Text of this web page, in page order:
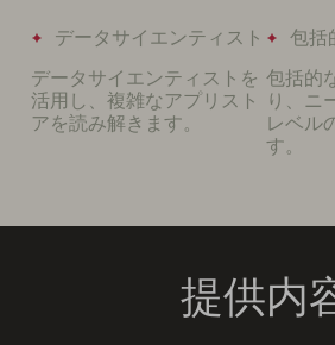
データサイエンティスト
データサイエンティストを
活用し、複雑なアプリスト
アを読み解きます。
包括
包括的
り、ニ
レベル
す。
提供内